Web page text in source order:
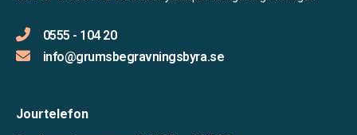
0555 - 104 20
info@grumsbegravningsbyra.se
Jourtelefon